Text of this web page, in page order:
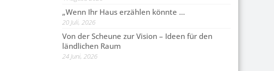
„Wenn Ihr Haus erzählen könnte …
20 Juli, 2026
Von der Scheune zur Vision – Ideen für den
ländlichen Raum
24 Juni, 2026